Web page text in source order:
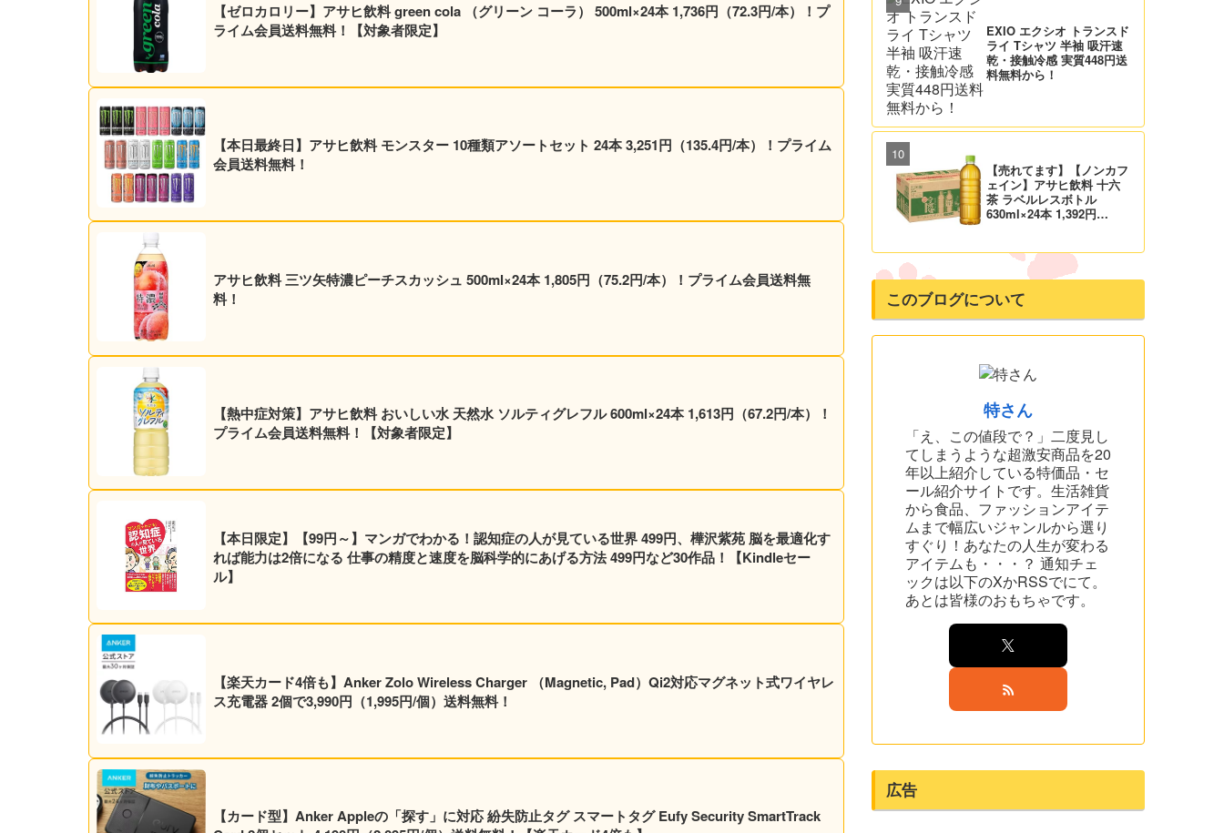
【ゼロカロリー】アサヒ飲料 green cola （グリーン コーラ） 500ml×24本 1,736円（72.3円/本）！プ
ライム会員送料無料！【対象者限定】
【本日最終日】アサヒ飲料 モンスター 10種類アソートセット 24本 3,251円（135.4円/本）！プライム
会員送料無料！
アサヒ飲料 三ツ矢特濃ピーチスカッシュ 500ml×24本 1,805円（75.2円/本）！プライム会員送料無
料！
【熱中症対策】アサヒ飲料 おいしい水 天然水 ソルティグレフル 600ml×24本 1,613円（67.2円/本）！
プライム会員送料無料！【対象者限定】
【本日限定】【99円～】マンガでわかる！認知症の人が見ている世界 499円、樺沢紫苑 脳を最適化す
れば能力は2倍になる 仕事の精度と速度を脳科学的にあげる方法 499円など30作品！【Kindleセー
ル】
【楽天カード4倍も】Anker Zolo Wireless Charger （Magnetic, Pad）Qi2対応マグネット式ワイヤレ
ス充電器 2個で3,990円（1,995円/個）送料無料！
【カード型】Anker Appleの「探す」に対応 紛失防止タグ スマートタグ Eufy Security SmartTrack
EXIO エクシオ トランスド
ライ Tシャツ 半袖 吸汗速
乾・接触冷感 実質448円送
料無料から！
【売れてます】【ノンカフ
ェイン】アサヒ飲料 十六
茶 ラベルレスボトル
630ml×24本 1,392円
が届くかも】
このブログについて
特さん
「え、この値段で？」二度見し
てしまうような超激安商品を20
年以上紹介している特価品・セ
ール紹介サイトです。生活雑貨
から食品、ファッションアイテ
ムまで幅広いジャンルから選り
すぐり！あなたの人生が変わる
アイテムも・・・？ 通知チェ
ックは以下のXかRSSでにて。
あとは皆様のおもちゃです。
広告